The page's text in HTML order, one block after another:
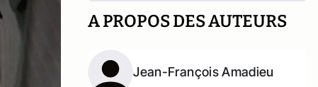
A PROPOS DES AUTEURS
Jean-François Amadieu